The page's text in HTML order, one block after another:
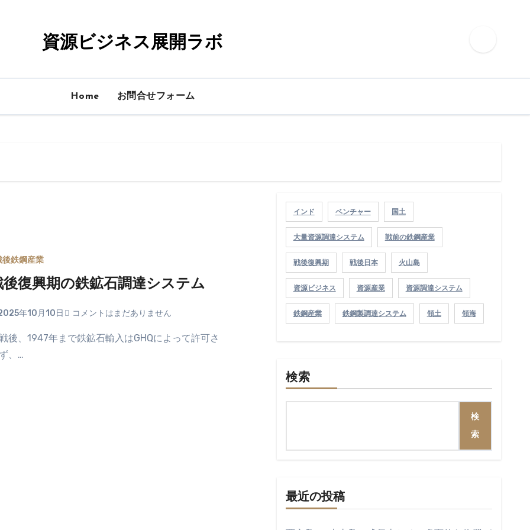
資源ビジネス展開ラボ
Home お問合せフォーム
後鉄鋼産業
後復興期の鉄鉱石調達システム
年10月10日 コメントはまだありません
、…
インド ベンチャー 国土
大量資源調達システム 戦前の鉄鋼産業
戦後復興期 戦後日本 火山島
資源ビジネス 資源産業 資源調達システム
鉄鋼産業 鉄鋼製調達システム 領土 領海
検索
検
索
最近の投稿